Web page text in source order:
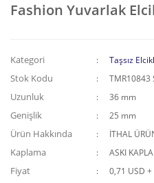
Fashion Yuvarlak
Kategori Taşsız
Stok Kodu TMR10843
Uzunluk 36 mm
Genişlik 25 mm
Ürün Hakkında İTHAL
Kaplama ASKI
Fiyat 0,71 USD +